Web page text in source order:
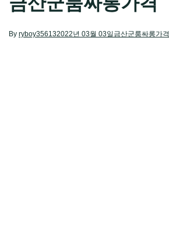
By ryboy356132022년 03월 03일 금산군룸싸롱가격